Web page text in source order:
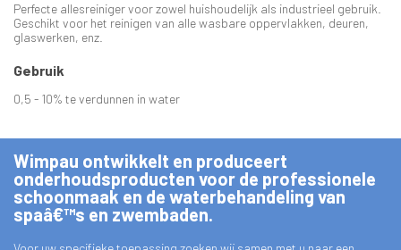
Perfecte allesreiniger voor zowel huishoudelijk als industrieel gebruik.
Geschikt voor het reinigen van alle wasbare oppervlakken, deuren,
glaswerken, enz.
Gebruik
0,5 - 10% te verdunnen in water
Wimpau ontwikkelt en produceert
onderhoudsproducten voor de professionele
schoonmaak en de waterbehandeling van
spaâ€™s en zwembaden.